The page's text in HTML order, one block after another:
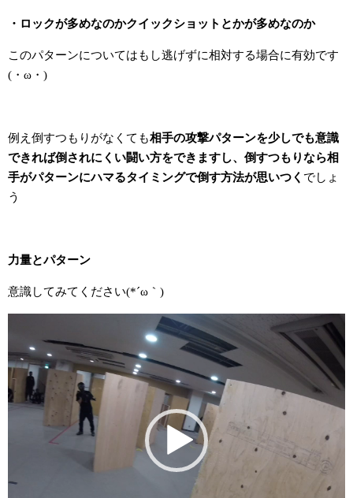
・ロックが多めなのかクイックショットとかが多めなのか
このパターンについてはもし逃げずに相対する場合に有効です
(・ω・)
例え倒すつもりがなくても相手の攻撃パターンを少しでも意識
できれば倒されにくい闘い方をできますし、倒すつもりなら相
手がパターンにハマるタイミングで倒す方法が思いつく でしょ
う
力量とパターン
意識してみてください(*´ω｀)
プ
レ
ー